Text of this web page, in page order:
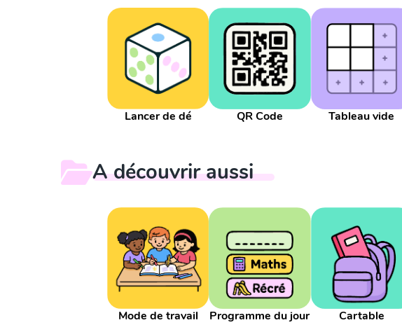
Lancer de dé QR Code Tableau vide
A découvrir aussi
Mode de travail Programme du jour Cartable